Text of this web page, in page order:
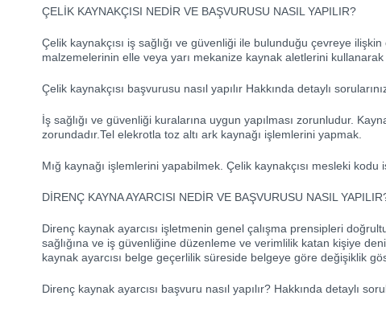
ÇELİK KAYNAKÇISI NEDİR VE BAŞVURUSU NASIL YAPILIR?
Çelik kaynakçısı iş sağlığı ve güvenliği ile bulunduğu çevreye
malzemelerinin elle veya yarı mekanize kaynak aletlerini
Çelik kaynakçısı başvurusu nasıl yapılır Hakkında detaylı
İş sağlığı ve güvenliği kuralarına uygun yapılması zorunludur.
zorundadır.Tel elekrotla toz altı ark kaynağı işlemlerini yapmak.
Mığ kaynağı işlemlerini yapabilmek. Çelik kaynakçısı mesleki kodu
DİRENÇ KAYNA AYARCISI NEDİR VE BAŞVURUSU NASIL
Direnç kaynak ayarcısı işletmenin genel çalışma prensipleri
sağlığına ve iş güvenliğine düzenleme ve verimlilik katan kişiye
kaynak ayarcısı belge geçerlilik süreside belgeye göre değişiklik
Direnç kaynak ayarcısı başvuru nasıl yapılır? Hakkında detaylı